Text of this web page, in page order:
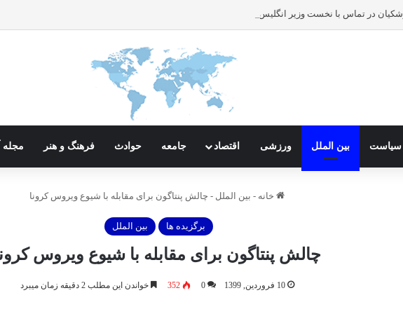
سیاست بین الملل ورزشی اقتصاد جامعه حوادث فرهنگ و هنر مجله
خانه - بین الملل - چالش پنتاگون برای مقابله با شیوع ویروس کرونا
برگزیده ها بین الملل
چالش پنتاگون برای مقابله با شیوع ویروس
10 فروردین, 1399 0
352 خواندن این مطلب 2 دقیقه زمان میبرد